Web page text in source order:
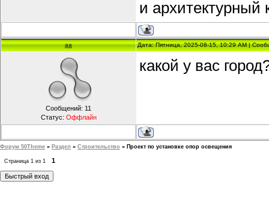
и архитектурный
aa Дата: Пятница, 2025-08-15, 10:29 AM |
Сообщений: 11
Статус: Оффлайн
какой у вас
Форум 50Theme » Раздел » Строительство » Проект по установке опор освещения
Страница 1 из 1 1